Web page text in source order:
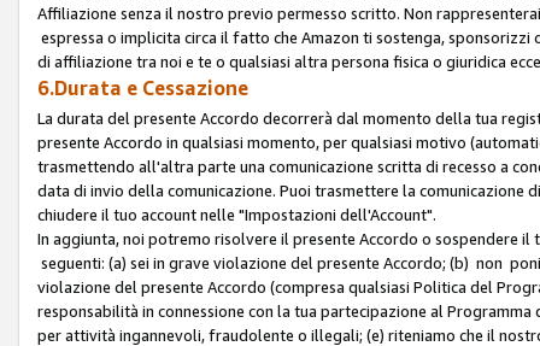
Affiliazione senza il nostro previo permesso scritto. Non
espressa o implicita circa il fatto che Amazon ti sostenga,
di affiliazione tra noi e te o qualsiasi altra persona fisica o giuridica
6.Durata e Cessazione
La durata del presente Accordo decorrerà dal momento della tua
presente Accordo in qualsiasi momento, per qualsiasi motivo
trasmettendo all'altra parte una comunicazione scritta di recesso a
data di invio della comunicazione. Puoi trasmettere la
chiudere il tuo account nelle "Impostazioni dell'Account".
In aggiunta, noi potremo risolvere il presente Accordo o sospendere
seguenti: (a) sei in grave violazione del presente Accordo; (b) non
violazione del presente Accordo (compresa qualsiasi Politica del
responsabilità in connessione con la tua partecipazione al
per attività ingannevoli, fraudolente o illegali; (e) riteniamo che il